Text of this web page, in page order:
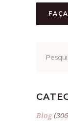
por:
Blog